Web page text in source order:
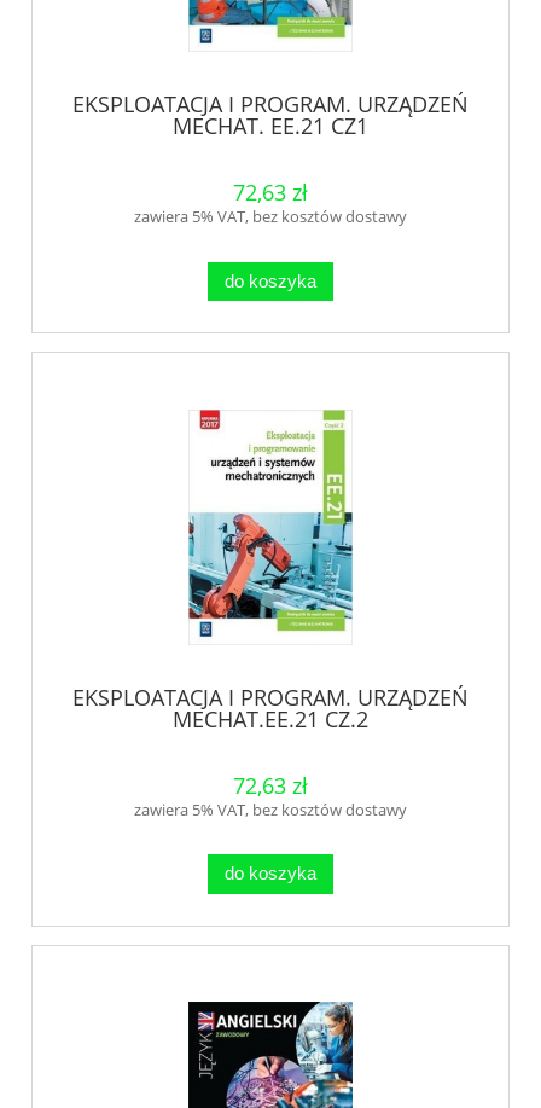
EKSPLOATACJA I PROGRAM. URZĄDZEŃ
MECHAT. EE.21 CZ1
72,63 zł
zawiera 5% VAT, bez kosztów dostawy
do koszyka
EKSPLOATACJA I PROGRAM. URZĄDZEŃ
MECHAT.EE.21 CZ.2
72,63 zł
zawiera 5% VAT, bez kosztów dostawy
do koszyka